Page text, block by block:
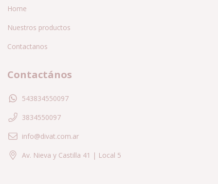
Home
Nuestros productos
Contactanos
Contactános
543834550097
3834550097
info@divat.com.ar
Av. Nieva y Castilla 41 | Local 5